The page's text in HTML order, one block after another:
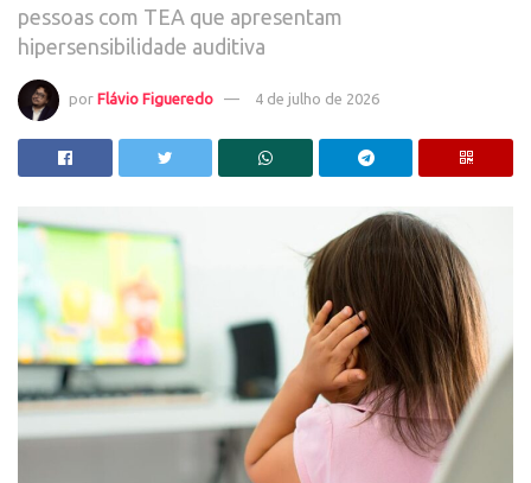
pessoas com TEA que apresentam
hipersensibilidade auditiva
por Flávio Figueredo 4 de julho de 2026